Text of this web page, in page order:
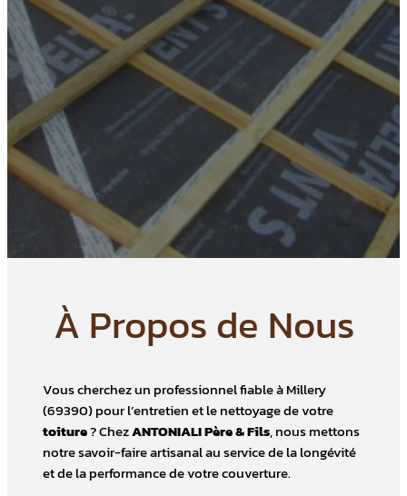
À Propos de Nous
Vous cherchez un professionnel fiable à Millery
(69390) pour l’entretien et le nettoyage de votre
toiture? ChezANTONIALI Père & Fils, nous mettons
notre savoir-faire artisanal au service de la longévité
et de la performance de votre couverture.